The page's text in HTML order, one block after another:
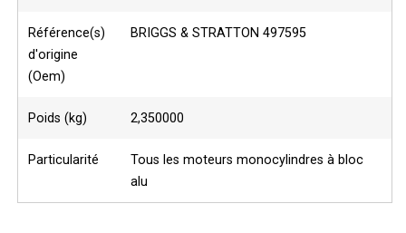
Référence(s)
d'origine
(Oem)
BRIGGS & STRATTON 497595
Poids (kg) 2,350000
Particularité
Tous les moteurs monocylindres à bloc
alu